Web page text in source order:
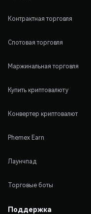
Контрактная торговля
Спотовая торговля
Маржинальная торговля
Купить криптовалюту
Конвертер криптовалют
Phemex Earn
Лаунчпад
Торговые боты
Поддержка